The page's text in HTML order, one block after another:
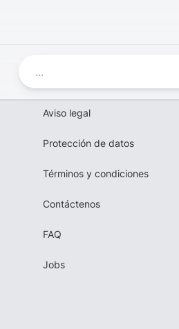
Aviso legal
Protección de datos
Términos y condiciones
Contáctenos
FAQ
Jobs